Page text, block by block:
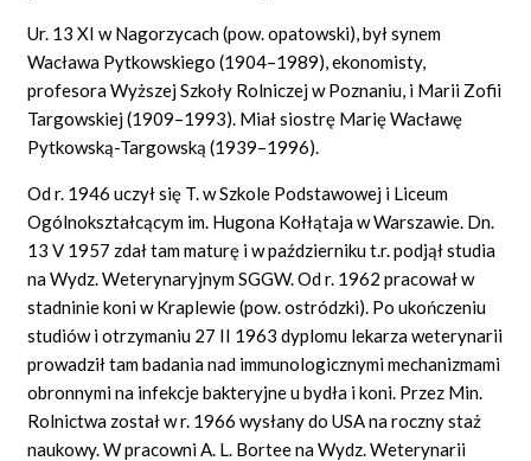
Mapa
Ur. 13 XI w Nagorzycach (pow. opatowski), był synem
Wacława Pytkowskiego (1904–1989), ekonomisty,
profesora Wyższej Szkoły Rolniczej w Poznaniu, i Marii Zofii
Targowskiej (1909–1993). Miał siostrę Marię Wacławę
Pytkowską-Targowską (1939–1996).
Od r. 1946 uczył się T. w Szkole Podstawowej i Liceum
Ogólnokształcącym im. Hugona Kołłątaja w Warszawie. Dn.
13 V 1957 zdał tam maturę i w październiku t.r. podjął studia
na Wydz. Weterynaryjnym SGGW. Od r. 1962 pracował w
stadninie koni w Kraplewie (pow. ostródzki). Po ukończeniu
studiów i otrzymaniu 27 II 1963 dyplomu lekarza weterynarii
prowadził tam badania nad immunologicznymi mechanizmami
obronnymi na infekcje bakteryjne u bydła i koni. Przez Min.
Rolnictwa został w r. 1966 wysłany do USA na roczny staż
naukowy. W pracowni A. L. Bortee na Wydz. Weterynarii